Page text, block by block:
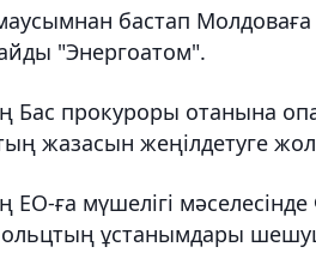
бастап
"Энергоатом".
Бас прокуроры отанына
жазасын жеңілдетуге
ЕО-ға мүшелігі
ұстанымдары